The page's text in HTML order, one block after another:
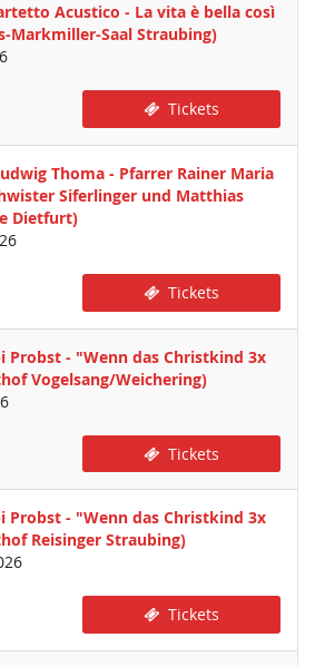
Acustico - La vita è bella così
Markmiller-Saal Straubing)
Tickets
Thoma - Pfarrer Rainer Maria
Siferlinger und Matthias
Dietfurt)
Tickets
Probst - "Wenn das Christkind 3x
Vogelsang/Weichering)
Tickets
Probst - "Wenn das Christkind 3x
Reisinger Straubing)
Tickets